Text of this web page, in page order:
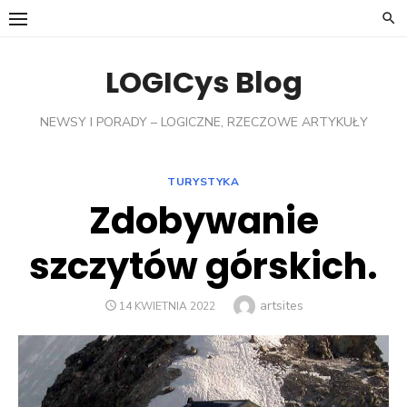
Skip
LOGICys Blog
NEWSY I PORADY – LOGICZNE, RZECZOWE ARTYKUŁY
TURYSTYKA
Zdobywanie
szczytów górskich.
POSTED
14 KWIETNIA 2022 Author
artsites